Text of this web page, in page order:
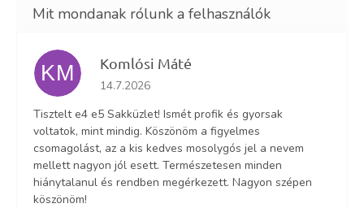
KM Komlósi Máté
Az áruház értékelése 5-ből 5 csillag.
14.7.2026
Tisztelt e4 e5 Sakküzlet! Ismét profik és gyorsak
voltatok, mint mindig. Köszönöm a figyelmes
csomagolást, az a kis kedves mosolygós jel a nevem
mellett nagyon jól esett. Természetesen minden
hiánytalanul és rendben megérkezett. Nagyon szépen
köszönöm!